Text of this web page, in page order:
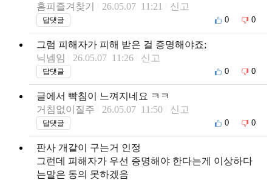
홈피즐겨찾기
26.05.07 11:21 신고
답댓글 0 0
그럼 피해자가 피해 받은 걸 증명해야죠;
닉넴임
26.05.07 11:26 신고
답댓글 0 0
글에서 빡침이 느껴지네요 ㅋㅋ
거침없이질주
26.05.07 11:50 신고
답댓글 0 0
판사 개같이 구는거 인정
그런데 피해자가 우선 증명해야 한다는게 이상하다
는말은 동의 못하겠음